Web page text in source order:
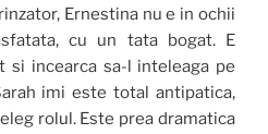
Ernestina nu e in ochii
cu un tata bogat. E
incearca sa-l inteleaga pe
imi este total antipatica,
rolul. Este prea dramatica